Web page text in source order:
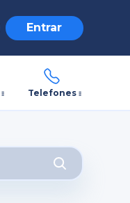
Entrar
Telefones